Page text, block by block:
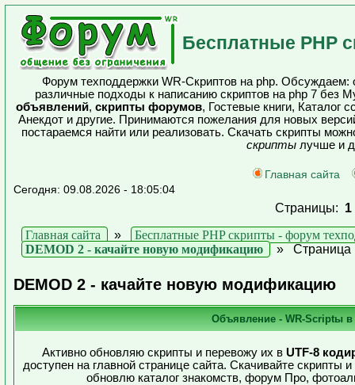
Бесплатные PHP
Форум техподдержки WR-Скриптов на php. Обсуждаем:
различные подходы к написанию скриптов на php 7 без
объявлений, скрипты форумов, Гостевые книги, Каталог
Анекдот и другие. Принимаются пожелания для новых
постараемся найти или реализовать. Скачать скрипты
скриптылучше и
Главная сайта
Сегодня: 09.08.2026 - 18:05:04
Страницы: 1
Главная сайта
»
Бесплатные PHP скрипты - форум
DEMOD 2 - качайте новую модификацию
» Страница
DEMOD 2 - качайте новую модификацию
Объявление - WR-Scriptы в
Активно обновляю скрипты и перевожу их в UTF-8
доступен на главной странице сайта. Скачивайте
обновлю каталог знакомств, форум Про,